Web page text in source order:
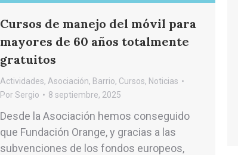
Cursos de manejo del móvil para
mayores de 60 años totalmente
gratuitos
Actividades, Asociación, Barrio, Cursos, Noticias
PorSergio 8 septiembre, 2025
Desde la Asociación hemos conseguido
que Fundación Orange, y gracias a las
subvenciones de los fondos europeos,